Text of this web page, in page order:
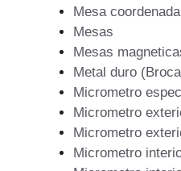
Mesa coordenada
Mesas
Mesas
Metal duro
Micrometro
Micrometro
Micrometro
Micrometro